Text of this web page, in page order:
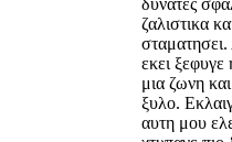
ζαλιστικα
εκει
μια ζωνη
ξυλο.
αυτη μου